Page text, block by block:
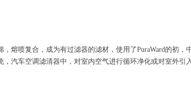
熔喷复合，成为有过滤器的滤材，使用了PuraWard的初，
汽车空调滤清器中，对室内空气进行循环净化或对室外引